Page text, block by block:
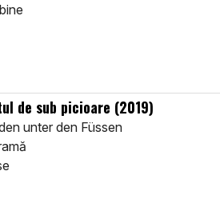
de sub picioare (2019)
unter den Füssen